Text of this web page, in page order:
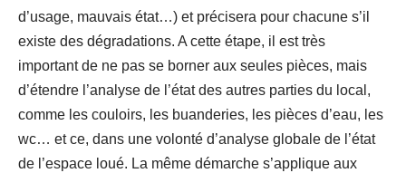
d’usage, mauvais état…) et précisera pour chacune s’il
existe des dégradations. A cette étape, il est très
important de ne pas se borner aux seules pièces, mais
d’étendre l’analyse de l’état des autres parties du local,
comme les couloirs, les buanderies, les pièces d’eau, les
wc… et ce, dans une volonté d’analyse globale de l’état
de l’espace loué. La même démarche s’applique aux